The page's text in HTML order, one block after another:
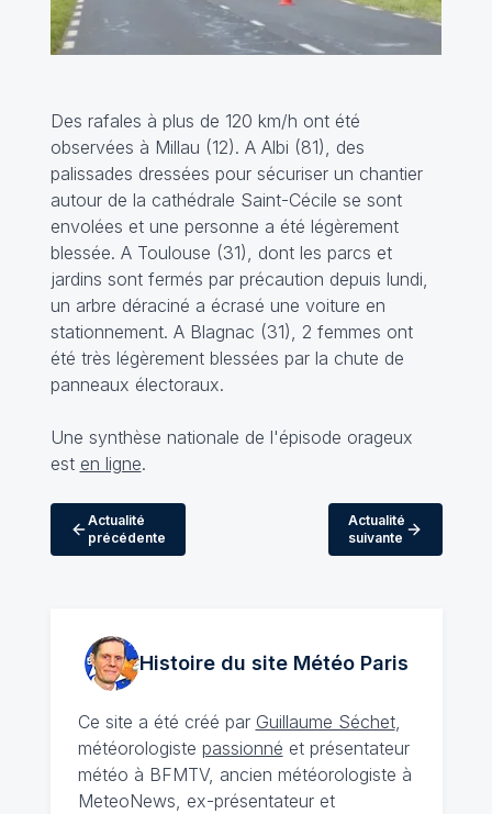
Des rafales à plus de 120 km/h ont été
observées à Millau (12). A Albi (81), des
palissades dressées pour sécuriser un chantier
autour de la cathédrale Saint-Cécile se sont
envolées et une personne a été légèrement
blessée. A Toulouse (31), dont les parcs et
jardins sont fermés par précaution depuis lundi,
un arbre déraciné a écrasé une voiture en
stationnement. A Blagnac (31), 2 femmes ont
été très légèrement blessées par la chute de
panneaux électoraux.
Une synthèse nationale de l'épisode orageux
est en ligne.
Actualité
précédente
Actualité
suivante
Histoire du site MétéoParis
Ce site a été créé par Guillaume Séchet,
météorologiste passionné et présentateur
météo à BFMTV, ancien météorologiste à
MeteoNews, ex-présentateur et